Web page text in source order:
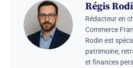
Régis
Rédacteur en
Commerce
Rodin est
patrimoine,
et finances